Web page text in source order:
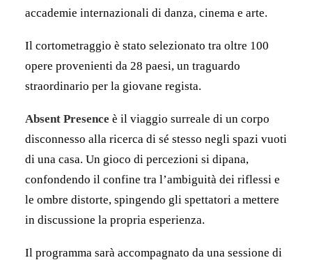
accademie internazionali di danza, cinema e arte.
Il cortometraggio è stato selezionato tra oltre 100
opere provenienti da 28 paesi, un traguardo
straordinario per la giovane regista.
Absent Presence è il viaggio surreale di un corpo
disconnesso alla ricerca di sé stesso negli spazi vuoti
di una casa. Un gioco di percezioni si dipana,
confondendo il confine tra l’ambiguità dei riflessi e
le ombre distorte, spingendo gli spettatori a mettere
in discussione la propria esperienza.
Il programma sarà accompagnato da una sessione di